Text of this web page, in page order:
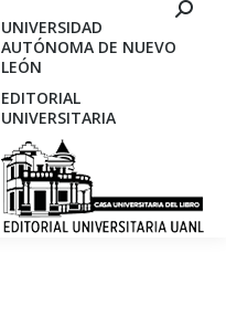
UNIVERSIDAD
AUTÓNOMA DE NUEVO
LEÓN
EDITORIAL
UNIVERSITARIA